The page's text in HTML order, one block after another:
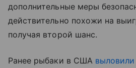
дополнительные меры
действительно похожи на
получая второй шанс.
Ранее рыбаки в США выловили